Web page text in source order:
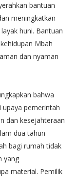
bantuan
meningkatkan
huni. Bantuan
Mbah
dan nyaman
bahwa
upaya pemerintah
dan kesejahteraan
dua tahun
bagi rumah tidak
yang
material. Pemilik